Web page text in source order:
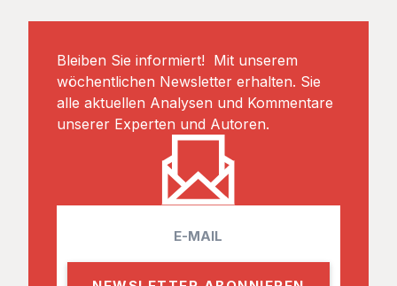
Bleiben Sie informiert! Mit unserem
wöchentlichen Newsletter erhalten. Sie
alle aktuellen Analysen und Kommentare
unserer Experten und Autoren.
a